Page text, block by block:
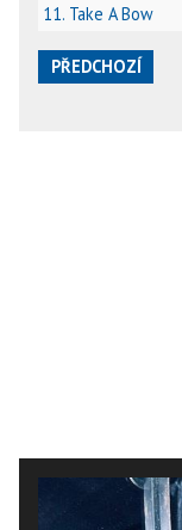
11. Take A Bow
PŘEDCHOZÍ